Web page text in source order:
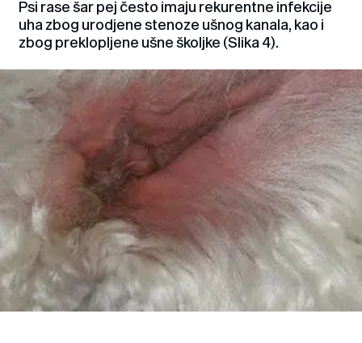
Psi rase šar pej često imaju rekurentne infekcije
uha zbog urodjene stenoze ušnog kanala, kao i
zbog preklopljene ušne školjke (Slika 4).